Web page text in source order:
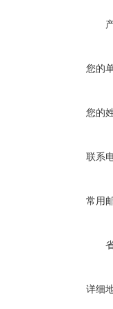
您的
您的
联系
常用
详细